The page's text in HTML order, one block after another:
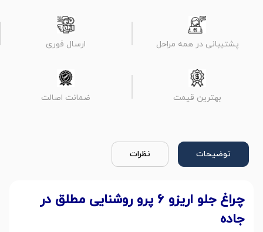
پشتیبانی در همه مراحل ارسال فوری
بهترین قیمت ضمانت اصالت
توضیحات نظرات
چراغ جلو اریزو 6 پرو روشنایی مطلق در
جاده